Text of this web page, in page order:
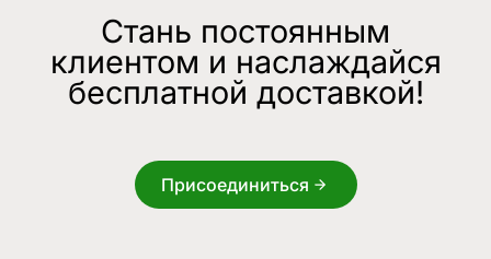
Стань постоянным
клиентом и наслаждайся
бесплатной доставкой!
Присоединиться